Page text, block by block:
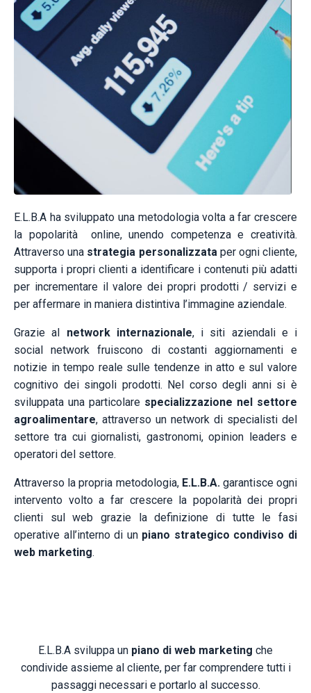
E.L.B.A ha sviluppato una metodologia volta a far crescere
la popolarità online, unendo competenza e creatività.
Attraverso una strategia personalizzataper ogni cliente,
supporta i propri clienti a identificare i contenuti più adatti
per incrementare il valore dei propri prodotti / servizi e
per affermare in maniera distintiva l’immagine aziendale.
Grazie al network internazionale, i siti aziendali e i
social network fruiscono di costanti aggiornamenti e
notizie in tempo reale sulle tendenze in atto e sul valore
cognitivo dei singoli prodotti. Nel corso degli anni si è
sviluppata una particolare specializzazione nel settore
agroalimentare, attraverso un network di specialisti del
settore tra cui giornalisti, gastronomi, opinion leaders e
operatori del settore.
Attraverso la propria metodologia, E.L.B.A.garantisce ogni
intervento volto a far crescere la popolarità dei propri
clienti sul web grazie la definizione di tutte le fasi
operative all’interno di un piano strategico condiviso di
web marketing.
E.L.B.A sviluppa un piano di web marketing che
condivide assieme al cliente, per far comprendere tutti i
passaggi necessari e portarlo al successo.